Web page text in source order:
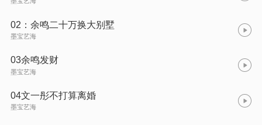
02：余鸣二十万换大别墅
墨宝艺海
03余鸣发财
墨宝艺海
04文一彤不打算离婚
墨宝艺海